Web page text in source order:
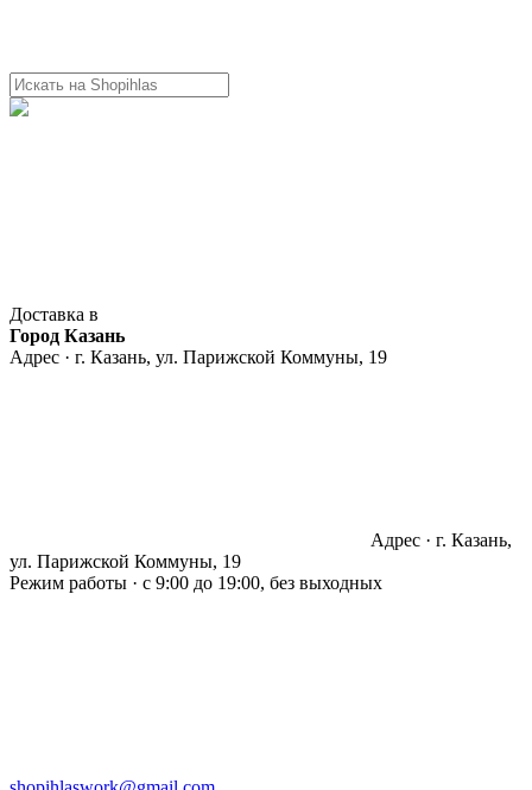
Доставка в
Город Казань
Адрес · г. Казань, ул. Парижской Коммуны, 19
Адрес · г. Казань,
ул. Парижской Коммуны, 19
Режим работы · с 9:00 до 19:00, без выходных